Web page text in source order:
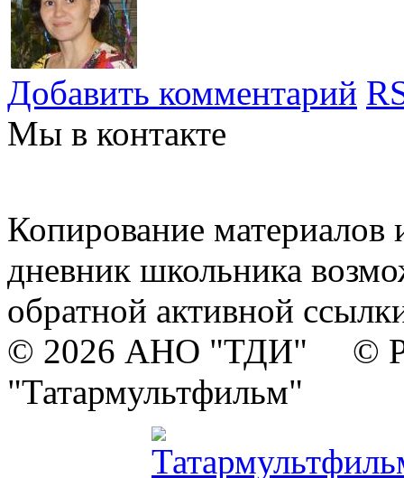
Добавить комментарий
Мы в контакте
Копирование материалов
дневник школьника
обратной активной
© 2026 АНО "ТДИ" ©
"Татармультфильм"